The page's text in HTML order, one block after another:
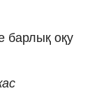
барлық оқу